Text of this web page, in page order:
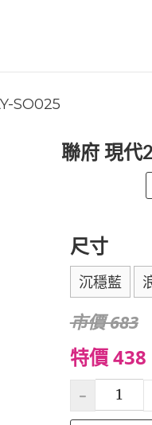
SO025
聯府 現代
尺寸
沉穩藍
市價 683
特價 438